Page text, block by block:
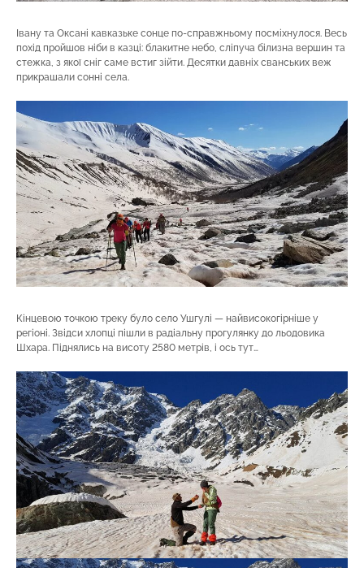
Івану та Оксані кавказьке сонце по-справжньому посміхнулося. Весь
похід пройшов ніби в казці: блакитне небо, сліпуча білизна вершин та
стежка, з якої сніг саме встиг зійти. Десятки давніх сванських веж
прикрашали сонні села.
Кінцевою точкою треку було село Ушгулі — найвисокогірніше у
регіоні. Звідси хлопці пішли в радіальну прогулянку до льодовика
Шхара. Піднялись на висоту 2580 метрів, і ось тут…